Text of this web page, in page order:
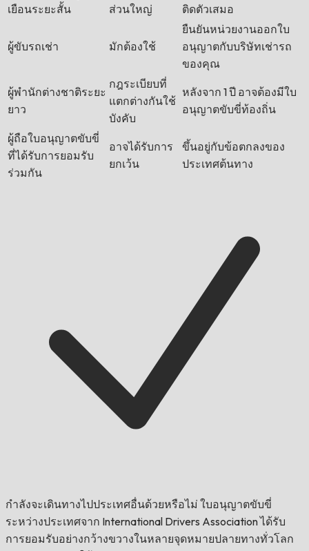
เยือนระยะสั้น
ส่วนใหญ่
ติดตัวเสมอ
ผู้ขับรถเช่า มักต้องใช้
ยืนยันหน่วยงานออกใบ
อนุญาตกับบริษัทเช่ารถ
ของคุณ
ผู้พำนักต่างชาติระยะ
ยาว
กฎระเบียบที่
แตกต่างกันใช้
บังคับ
หลังจาก 1 ปี อาจต้องมีใบ
อนุญาตขับขี่ท้องถิ่น
ผู้ถือใบอนุญาตขับขี่
ที่ได้รับการยอมรับ
ร่วมกัน
อาจได้รับการ
ยกเว้น
ขึ้นอยู่กับข้อตกลงของ
ประเทศต้นทาง
กำลังจะเดินทางไปประเทศอื่นด้วยหรือไม่ ใบอนุญาตขับขี่
ระหว่างประเทศจาก International Drivers Association ได้รับ
การยอมรับอย่างกว้างขวางในหลายจุดหมายปลายทางทั่วโลก